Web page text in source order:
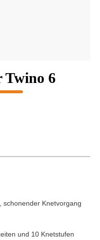
Twino 6
schonender Knetvorgang
und 10 Knetstufen